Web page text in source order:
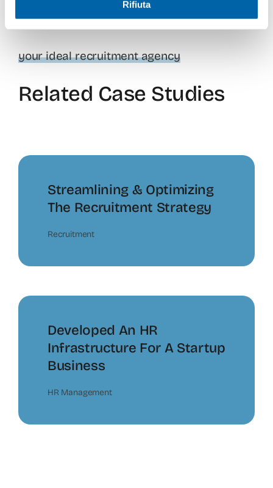
Rifiuta
your ideal recruitment agency
Related Case Studies
Streamlining & Optimizing
The Recruitment Strategy
Recruitment
Developed An HR
Infrastructure For A Startup
Business
HR Management